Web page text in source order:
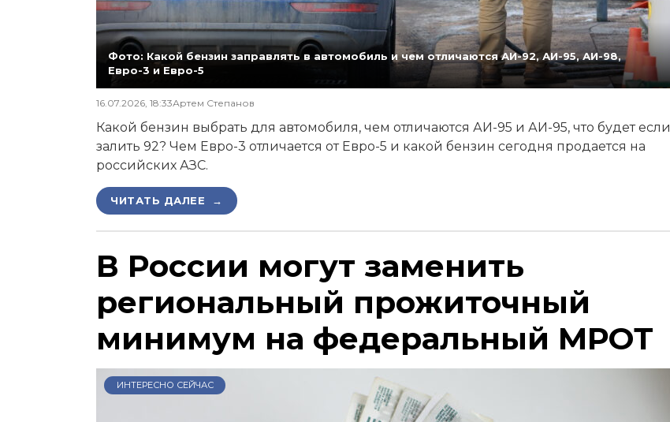
Фото: Какой бензин заправлять в автомобиль и чем отличаются АИ-92, АИ-95, АИ-98,
Евро-3 и Евро-5
16.07.2026, 18:33Артем Степанов
Какой бензин выбрать для автомобиля, чем отличаются АИ-95 и АИ-95, что будет если
залить 92? Чем Евро-3 отличается от Евро-5 и какой бензин сегодня продается на
российских АЗС.
ЧИТАТЬ ДАЛЕЕ →
В России могут заменить
региональный прожиточный
минимум на федеральный МРОТ
ИНТЕРЕСНО СЕЙЧАС